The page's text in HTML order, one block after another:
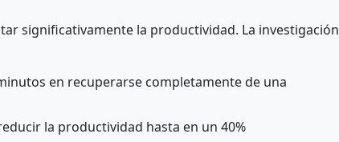
significativamente la productividad. La investigación
en recuperarse completamente de una
la productividad hasta en un 40%